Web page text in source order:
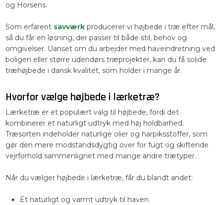
og Horsens.
Som erfarent savværkproducerer vi højbede i træ efter mål,
så du får en løsning, der passer til både stil, behov og
omgivelser. Uanset om du arbejder med haveindretning ved
boligen eller større udendørs træprojekter, kan du få solide
træhøjbede i dansk kvalitet, som holder i mange år.
Hvorfor vælge højbede i lærketræ?
Lærketræ er et populært valg til højbede, fordi det
kombinerer et naturligt udtryk med høj holdbarhed.
Træsorten indeholder naturlige olier og harpiksstoffer, som
gør den mere modstandsdygtig over for fugt og skiftende
vejrforhold sammenlignet med mange andre trætyper.
Når du vælger højbede i lærketræ, får du blandt andet:
Et naturligt og varmt udtryk til haven